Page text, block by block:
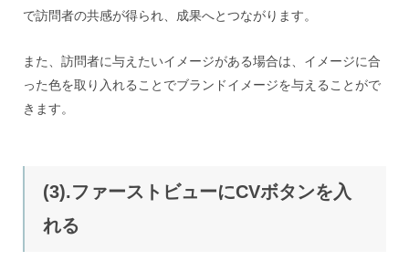
で訪問者の共感が得られ、成果へとつながります。
また、訪問者に与えたいイメージがある場合は、イメージに合
った色を取り入れることでブランドイメージを与えることがで
きます。
(3).ファーストビューにCVボタンを入
れる